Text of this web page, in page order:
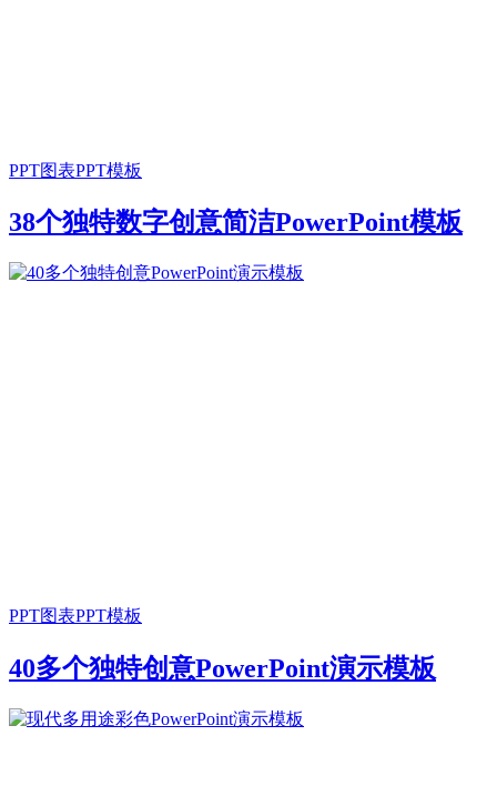
PPT图表PPT模板
38个独特数字创意简洁PowerPoint模板
PPT图表PPT模板
40多个独特创意PowerPoint演示模板